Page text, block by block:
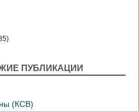
ПУБЛИКАЦИИ
(КСВ)